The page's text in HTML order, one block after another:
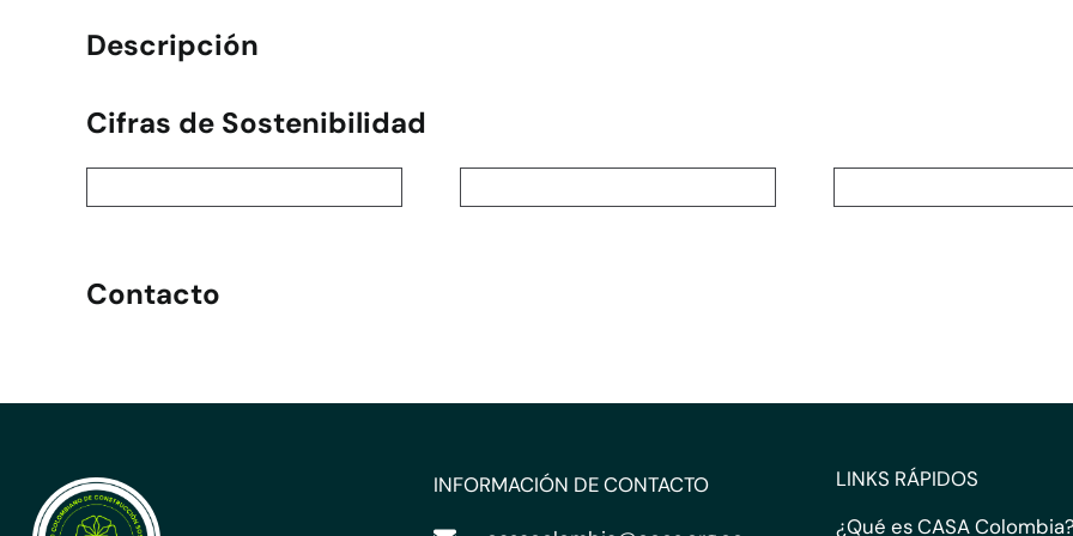
Descripción
Cifras de Sostenibilidad
Contacto
INFORMACIÓN DE CONTACTO
LINKS RÁPIDOS
¿Qué es CASA